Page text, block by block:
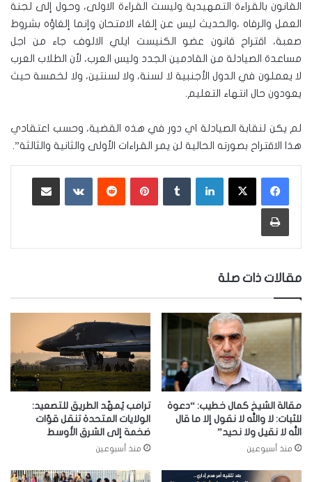
القانون بالقراءة التمهيدية وليست القراءة الاولى، وحول إلى لجنة
العمل والرفاه ،والحديث ليس عن إلغاء الامتحان وإنما إلغاؤه بشروط
صعبة، اقتراح قانون عضو الكنيست ايلي الالوف جاء من اجل
مساعدة الصيادلة من القادمين الجدد وليس العرب، لأن الطلاب العرب
لا يعملون في الدول الأجنبية لا لسنة، ولا لسنتين، ولا لخمسة حيث
يعودون حال انتهاء التعليم.
لم يكن لنقابة الصيادلة اي دور في هذه القضية، وحسب اعتقادي
هذا الاقتراح بصورته الحالية لن يمر القراءات الأولى والثانية والثالثة”.
لينكدإن بينتيريست ‏VKontakte
طباعة
مقالات ذات صلة
مقالة الشيخ كمال خطيب: “دعوة
للثبات: لا والله لا نقول إلا ما قال
الله لا نقيل ولا نحيد”
منذ أسبوعين
ترامب يُمهّد الطريق للتصعيد:
الولايات المتحدة تنقل قوّات
ضخمة إلى الشرق الأوسط
منذ أسبوعين